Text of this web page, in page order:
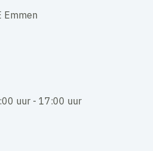
Emmen
uur - 17:00 uur